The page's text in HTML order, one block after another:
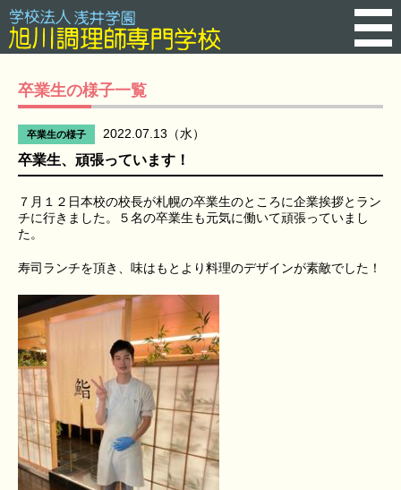
卒業生の様子一覧
卒業生の様子 2022.07.13（水）
卒業生、頑張っています！
７月１２日本校の校長が札幌の卒業生のところに企業挨拶とラン
チに行きました。５名の卒業生も元気に働いて頑張っていまし
た。
寿司ランチを頂き、味はもとより料理のデザインが素敵でした！